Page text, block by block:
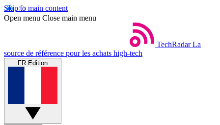
Skip to main content
Open menu Close main menu
TechRadar La
source de référence pour les achats high-tech
FR Edition